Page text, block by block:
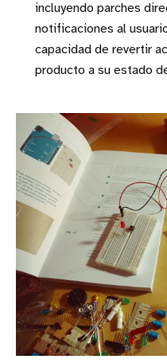
incluyendo parches
notificaciones al
capacidad de revertir
producto a su estado